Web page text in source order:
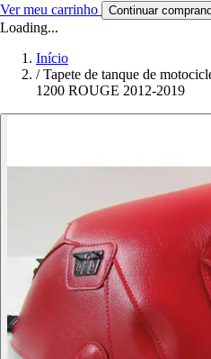
Ver meu carrinho Continuar
Loading...
Início
/ Tapete de tanque de
1200 ROUGE 2012-2019